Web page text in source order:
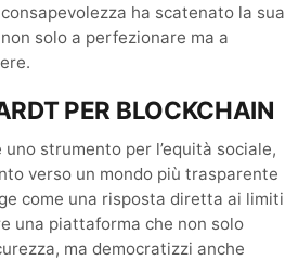
ha scatenato la sua
solo a perfezionare ma a
PER BLOCKCHAIN
strumento per l’equità sociale,
verso un mondo più trasparente
come una risposta diretta ai limiti
una piattaforma che non solo
ma democratizzi anche